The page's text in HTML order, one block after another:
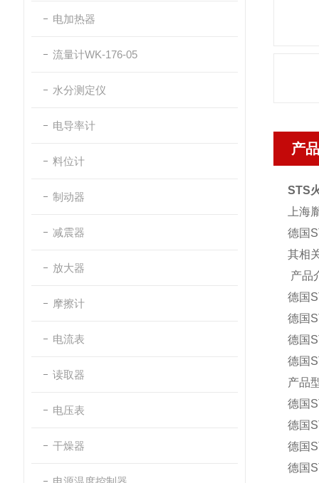
电加热器
流量计WK-176-05
水分测定仪
电导率计
料位计
制动器
减震器
放大器
摩擦计
电流表
读取器
电压表
干燥器
产
STS
上海
德国
其相
产品
德国
德国
德国
德国
产品
德国
德国
德国
德国